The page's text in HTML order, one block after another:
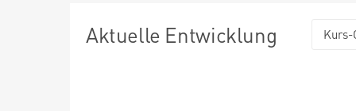
Aktuelle Entwicklung Kurs-